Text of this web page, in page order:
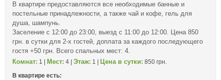
В квартире предоставляются все необходимые банные и
постельные принадлежности, а также чай и кофе, гель для
душа, шампунь.
Заселение с 12:00 до 23:00, выезд с 11:00 до 12:00. Цена 850
грн. в сутки для 2-х гостей, доплата за каждого последующего
гостя +50 грн. Всего спальных мест: 4.
Комнат: 1 | Мест: 4 | Этаж: 1 | Цена в сутки: 850 грн.
В квартире есть: